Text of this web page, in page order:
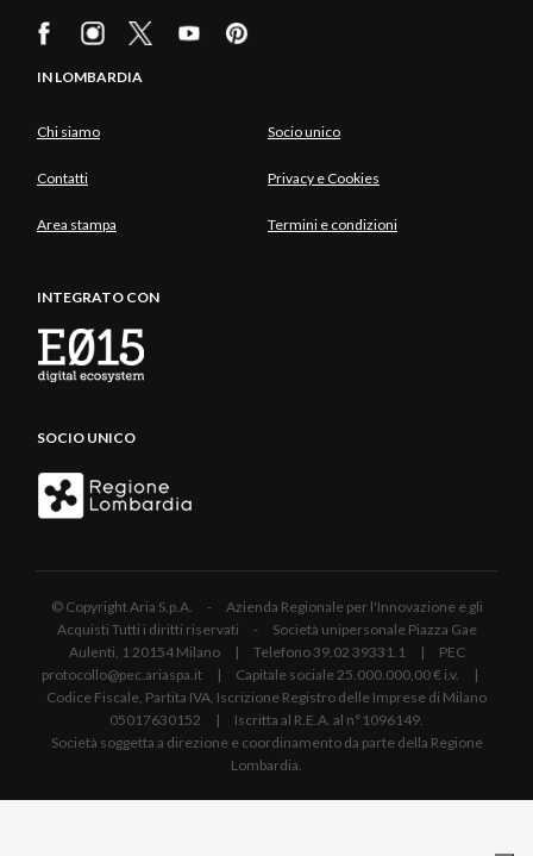
IN LOMBARDIA
Chi siamo Socio unico
Contatti Privacy e Cookies
Area stampa Termini e condizioni
INTEGRATO CON
SOCIO UNICO
© Copyright Aria S.p.A. - Azienda Regionale per l'Innovazione e gli
Acquisti Tutti i diritti riservati - Società unipersonale Piazza Gae
Aulenti, 1 20154 Milano | Telefono 39.02 39331.1 | PEC
protocollo@pec.ariaspa.it | Capitale sociale 25.000.000,00 € i.v. |
Codice Fiscale, Partita IVA, Iscrizione Registro delle Imprese di Milano
05017630152 | Iscritta al R.E.A. al n°1096149.
Società soggetta a direzione e coordinamento da parte della Regione
Lombardia.